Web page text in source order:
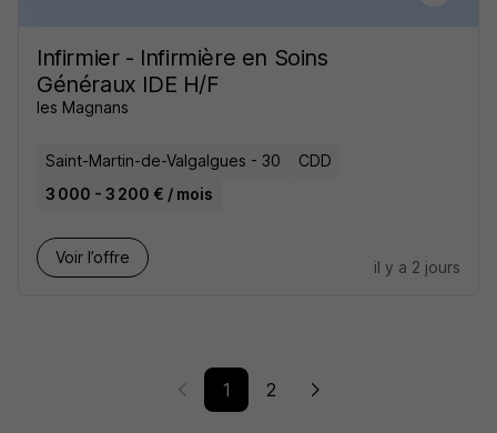
Infirmier - Infirmière en Soins
Généraux IDE H/F
les Magnans
Saint-Martin-de-Valgalgues - 30
CDD
3 000 - 3 200 € / mois
Voir l’offre
il y a 2 jours
1 2